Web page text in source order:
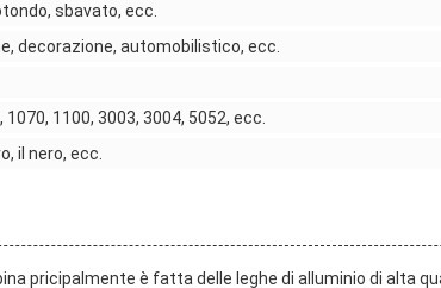
sbavato, ecc.
decorazione, automobilistico, ecc.
1070, 1100, 3003, 3004, 5052, ecc.
il nero, ecc.
pricipalmente è fatta delle leghe di alluminio di alta